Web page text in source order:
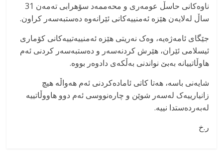
ناوەکانی حاسڵ عومەری و محەممەد سۆهرابی تەمەن 31
ساڵ لەلایەن هێزە ئەمنییەکانی ئێرانەوە دەستبەسەر کراون.
جێگای ئامەژەیە، وەک نەریتی هێزە ئەمنییەتییەکانی کۆماری
ئیسلامی ئێران، هێرش کردنەسەر و دەستبەسەر کردنی ئەم
هاوڵاتییانە بەبێ نواندنی بەڵکەی دادوەر بووە.
شایەنی باسە، هەتا کاتی ئامادەکردنی ئەم هەواڵە هیچ
زانیارییەک لەسەر شوێن و چارەنووسی ئەم دوو هاووڵاتییە
لەبەردەستدا نییە.
ر.خ